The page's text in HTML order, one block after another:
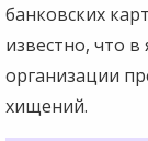
банковских
известно, что
организации
хищений.